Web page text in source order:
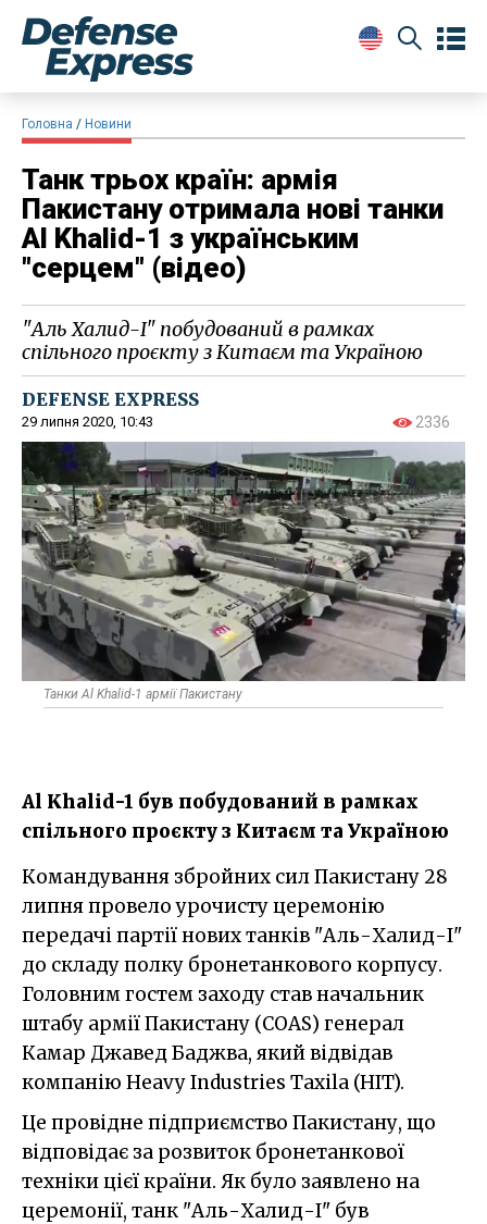
Головна Новини
Танк трьох країн: армія
Пакистану отримала нові танки
Al Khalid-1 з українським
"серцем" (відео)
"Аль Халид-I" побудований в рамках
спільного проєкту з Китаєм та Україною
DEFENSE EXPRESS
29 липня 2020, 10:43 2336
Танки Al Khalid-1 армії Пакистану
Al Khalid-1 був побудований в рамках
спільного проєкту з Китаєм та Україною
Командування збройних сил Пакистану 28
липня провело урочисту церемонію
передачі партії нових танків "Аль-Халид-I"
до складу полку бронетанкового корпусу.
Головним гостем заходу став начальник
штабу армії Пакистану (COAS) генерал
Камар Джавед Баджва, який відвідав
компанію Heavy Industries Taxila (HIT).
Це провідне підприємство Пакистану, що
відповідає за розвиток бронетанкової
техніки цієї країни. Як було заявлено на
церемонії, танк "Аль-Халид-I" був